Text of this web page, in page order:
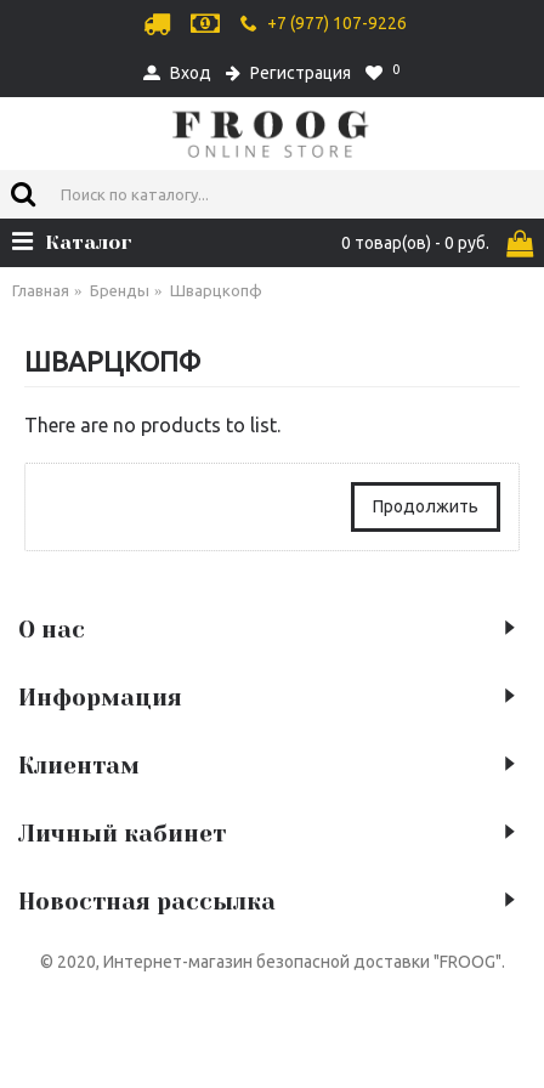
+7 (977) 107-9226
Вход Регистрация 0
0 товар(ов) - 0 руб.
Каталог
Главная Бренды Шварцкопф
ШВАРЦКОПФ
There are no products to list.
Продолжить
О нас
Информация
Клиентам
Личный кабинет
Новостная рассылка
© 2020, Интернет-магазин безопасной доставки "FROOG".